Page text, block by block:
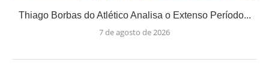
Thiago Borbas do Atlético Analisa o Extenso Período...
7 de agosto de 2026